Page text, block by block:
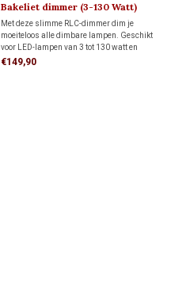
Bakeliet dimmer (3-130 Watt)
1930
Met deze slimme RLC-dimmer dim je
moeiteloos alle dimbare lampen. Geschikt
voor LED-lampen van 3 tot 130 watt en
andere lampen van 7 tot 350 watt. Dankzij
€149,90